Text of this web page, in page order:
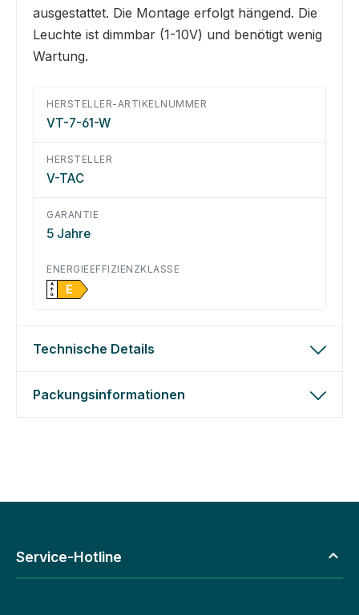
ausgestattet. Die Montage erfolgt hängend. Die
Leuchte ist dimmbar (1-10V) und benötigt wenig
Wartung.
HERSTELLER-ARTIKELNUMMER
VT-7-61-W
HERSTELLER
V-TAC
GARANTIE
5 Jahre
ENERGIEEFFIZIENZKLASSE
A
↑
G E
Technische Details
Packungsinformationen
Service-Hotline